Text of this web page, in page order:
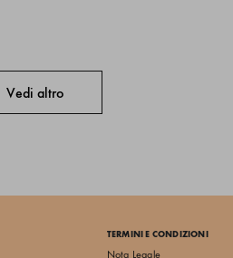
Vedi altro
TERMINI E CONDIZIONI
Nota Legale